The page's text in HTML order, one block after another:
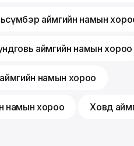
аймгийн намын
аймгийн намын хороо
аймгийн намын хороо
намын хороо Ховд